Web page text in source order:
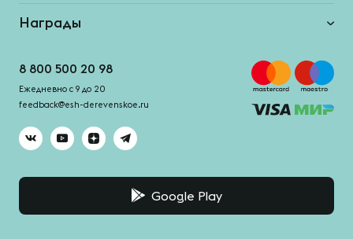
Награды
8 800 500 20 98
Ежедневно с 9 до 20
feedback@esh-derevenskoe.ru
Google Play